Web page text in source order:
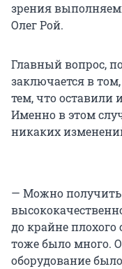
зрения
Олег Рой.
Главный вопрос,
заключается в
тем, что оставили
Именно в этом
никаких
— Можно
до крайне плохого
тоже было много.
оборудование